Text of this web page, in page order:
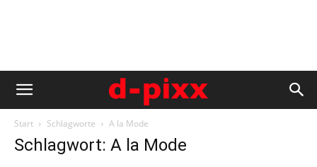
Start Schlagworte A la Mode
Schlagwort: A la Mode